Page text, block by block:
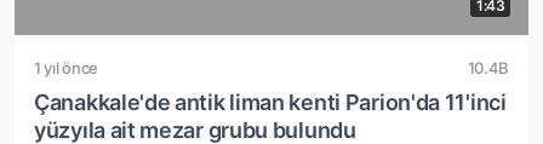
1:43
1 yıl önce 10.4B
Çanakkale'de antik liman kenti Parion'da 11'inci
yüzyıla ait mezar grubu bulundu